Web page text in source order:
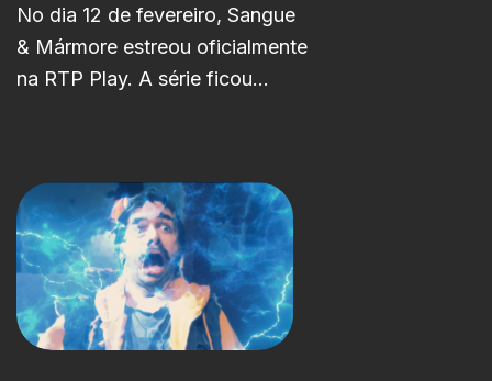
No dia 12 de fevereiro, Sangue
& Mármore estreou oficialmente
na RTP Play. A série ficou
significado, desta vez em sala
de cinema.